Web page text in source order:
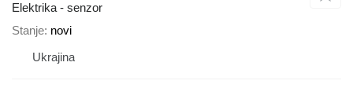
Elektrika - senzor
Stanje novi
Ukrajina